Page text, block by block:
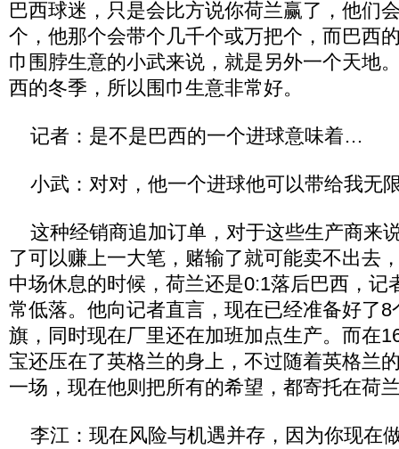
巴西球迷，只是会比方说你荷兰赢了，他们
个，他那个会带个几千个或万把个，而巴西
巾围脖生意的小武来说，就是另外一个天地
西的冬季，所以围巾生意非常好。
记者：是不是巴西的一个进球意味着…
小武：对对，他一个进球他可以带给我无
这种经销商追加订单，对于这些生产商来
了可以赚上一大笔，赌输了就可能卖不出去
中场休息的时候，荷兰还是0:1落后巴西，记
常低落。他向记者直言，现在已经准备好了
旗，同时现在厂里还在加班加点生产。而在
宝还压在了英格兰的身上，不过随着英格兰
一场，现在他则把所有的希望，都寄托在荷
李江：现在风险与机遇并存，因为你现在